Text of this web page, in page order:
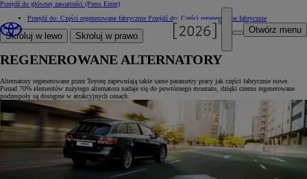
Przejdź do głównej zawartości (Press Enter)
Otwórz menu
Przejdź do: Części regenerowane fabrycznie Przejdź do: Części regenerowane fabrycznie
Skroluj w lewo Skroluj w prawo
REGENEROWANE ALTERNATORY
Alternatory regenerowane przez Toyotę zapewniają takie same parametry pracy jak części fabrycznie nowe.
Ponad 70% elementów zużytego alternatora nadaje się do powtórnego montażu, dzięki czemu regenerowane
podzespoły są dostępne w atrakcyjnych cenach.